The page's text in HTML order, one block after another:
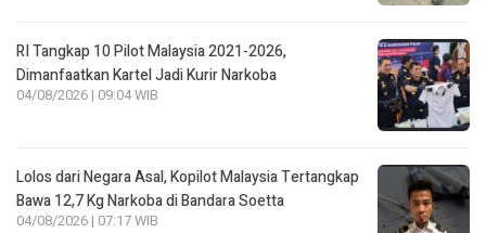
RI Tangkap 10 Pilot Malaysia 2021-2026,
Dimanfaatkan Kartel Jadi Kurir Narkoba
04/08/2026 | 09:04 WIB
Lolos dari Negara Asal, Kopilot Malaysia Tertangkap
Bawa 12,7 Kg Narkoba di Bandara Soetta
04/08/2026 | 07:17 WIB